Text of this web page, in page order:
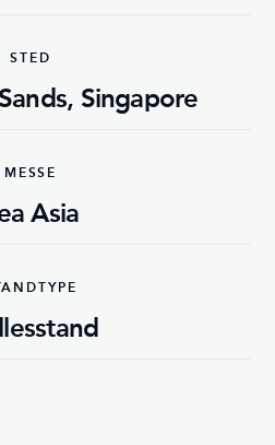
STED
Singapore
MESSE
Asia